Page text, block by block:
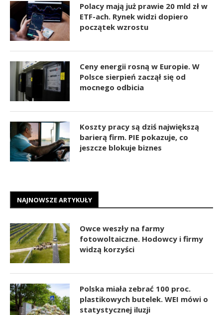
Polacy mają już prawie 20 mld zł w
ETF-ach. Rynek widzi dopiero
początek wzrostu
Ceny energii rosną w Europie. W
Polsce sierpień zaczął się od
mocnego odbicia
Koszty pracy są dziś największą
barierą firm. PIE pokazuje, co
jeszcze blokuje biznes
NAJNOWSZE ARTYKUŁY
Owce weszły na farmy
fotowoltaiczne. Hodowcy i firmy
widzą korzyści
Polska miała zebrać 100 proc.
plastikowych butelek. WEI mówi o
statystycznej iluzji